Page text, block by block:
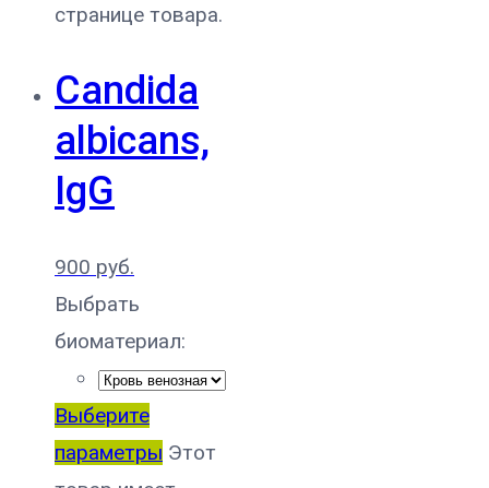
странице товара.
Candida
albicans,
IgG
900 руб.
Выбрать
биоматериал:
Выберите
параметры Этот